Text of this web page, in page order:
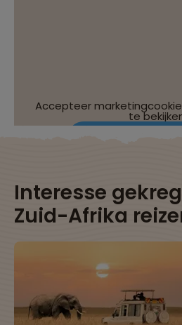
Accepteer
te
Interesse
Zuid-Afrika